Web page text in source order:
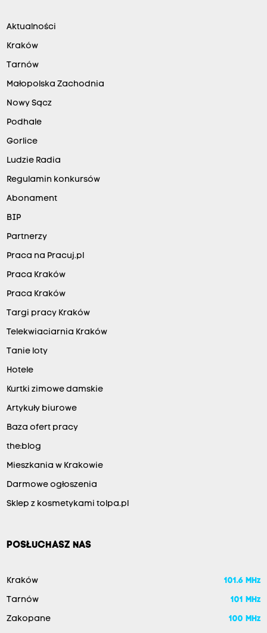
Aktualności
Kraków
Tarnów
Małopolska Zachodnia
Nowy Sącz
Podhale
Gorlice
Ludzie Radia
Regulamin konkursów
Abonament
BIP
Partnerzy
Praca na Pracuj.pl
Praca Kraków
Praca Kraków
Targi pracy Kraków
Telekwiaciarnia Kraków
Tanie loty
Hotele
Kurtki zimowe damskie
Artykuły biurowe
Baza ofert pracy
the:blog
Mieszkania w Krakowie
Darmowe ogłoszenia
Sklep z kosmetykami tolpa.pl
POSŁUCHASZ NAS
Kraków 101.6 MHz
Tarnów 101 MHz
Zakopane 100 MHz